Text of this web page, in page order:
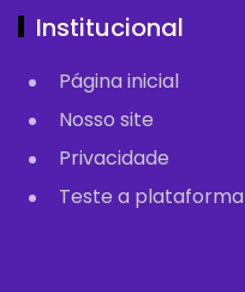
Institucional
Página inicial
Nosso site
Privacidade
Teste a plataforma